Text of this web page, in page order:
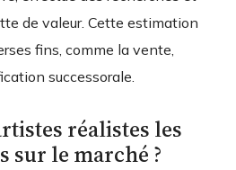
de valeur. Cette estimation
fins, comme la vente,
successorale.
réalistes les
sur le marché ?